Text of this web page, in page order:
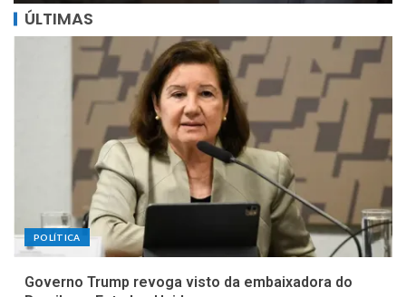
ÚLTIMAS
POLÍTICA
Governo Trump revoga visto da embaixadora do